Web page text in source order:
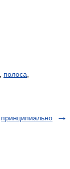
полоса
принципиально